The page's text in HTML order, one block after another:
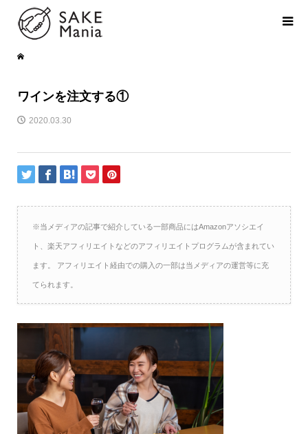
ワインを注文する①
2020.03.30
※当メディアの記事で紹介している一部商品にはAmazonアソシエイ
ト、楽天アフィリエイトなどのアフィリエイトプログラムが含まれてい
ます。 アフィリエイト経由での購入の一部は当メディアの運営等に充
てられます。